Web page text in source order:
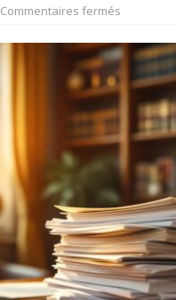
Commentaires fermés